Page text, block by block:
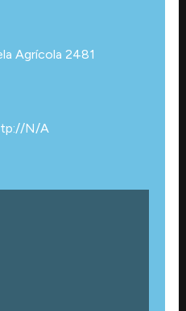
Agrícola 2481
N/A